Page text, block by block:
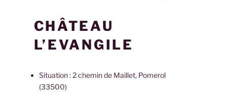
CHÂTEAU
L’EVANGILE
Situation : 2 chemin de Maillet, Pomerol
(33500)